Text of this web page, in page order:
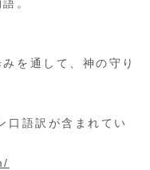
。
を通して、神の守り
口語訳が含まれてい